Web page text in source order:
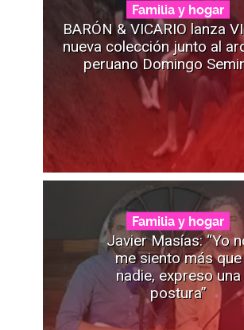
Familia y hogar
BARÓN & VICARIO lanza
nueva colección junto al
peruano Domingo
Familia y hogar
Javier Masías: “Yo
me siento más que
nadie, expreso una
postura”